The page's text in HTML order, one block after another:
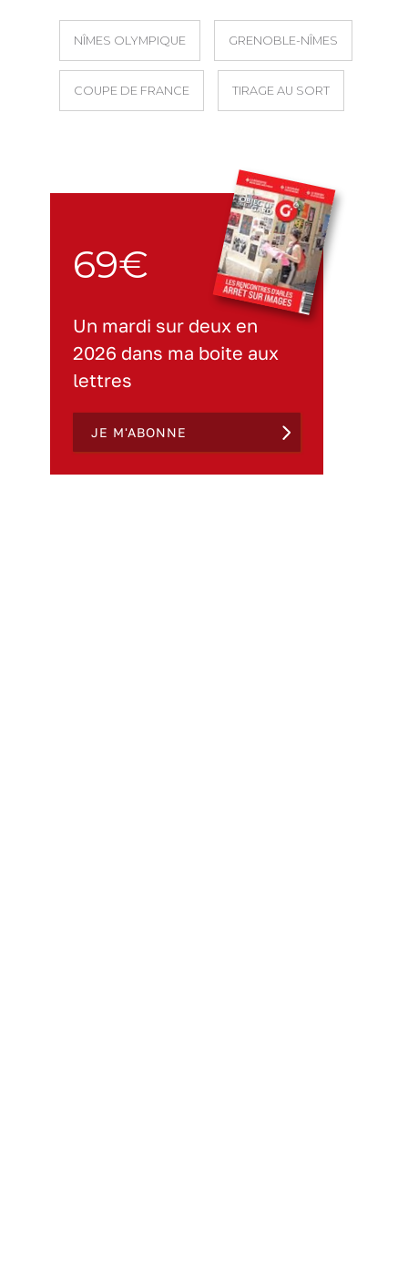
NÎMES OLYMPIQUE GRENOBLE-NÎMES
COUPE DE FRANCE TIRAGE AU SORT
69€
Un mardi sur deux en
2026 dans ma boite aux
lettres
JE M'ABONNE